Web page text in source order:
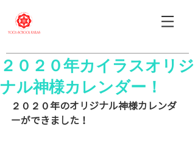
２０２０年カイラスオリジ
ナル神様カレンダー！
２０２０年のオリジナル神様カレンダ
ーができました！